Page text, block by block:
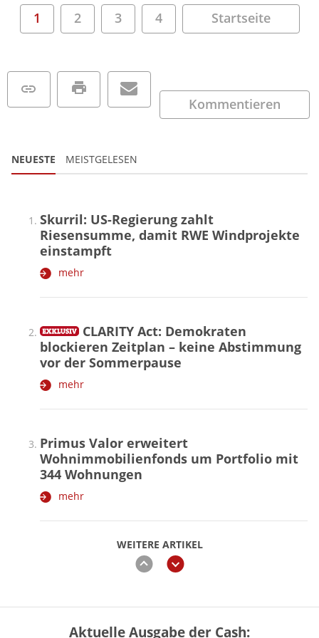
1 2 3 4 Startseite
Kommentieren
NEUESTE MEISTGELESEN
WEITERE ARTIKEL
zurückweiter
Skurril: US-Regierung zahlt
Riesensumme, damit RWE Windprojekte
einstampft
mehr
CLARITY Act: Demokraten
blockieren Zeitplan – keine Abstimmung
vor der Sommerpause
mehr
Primus Valor erweitert
Wohnimmobilienfonds um Portfolio mit
344 Wohnungen
mehr
Aktuelle Ausgabe der Cash: